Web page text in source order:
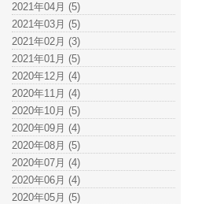
2021年04月 (5)
2021年03月 (5)
2021年02月 (3)
2021年01月 (5)
2020年12月 (4)
2020年11月 (4)
2020年10月 (5)
2020年09月 (4)
2020年08月 (5)
2020年07月 (4)
2020年06月 (4)
2020年05月 (5)